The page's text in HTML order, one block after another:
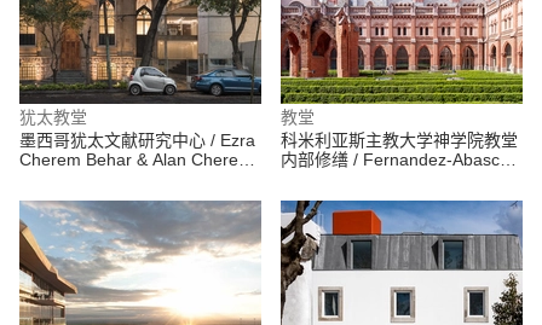
犹太教堂
墨西哥犹太文献研究中心 / Ezra
Cherem Behar & Alan Cherem
教堂
科米利亚斯主教大学神学院教堂
内部修缮 / Fernandez-Abascal
Barrientos + UPArquitectos